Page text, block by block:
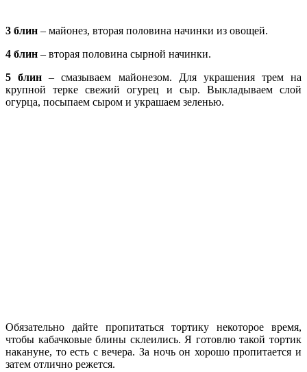
3 блин – майонез, вторая половина начинки из овощей.
4 блин – вторая половина сырной начинки.
5 блин – смазываем майонезом. Для украшения трем на
крупной терке свежий огурец и сыр. Выкладываем слой
огурца, посыпаем сыром и украшаем зеленью.
Обязательно дайте пропитаться тортику некоторое время,
чтобы кабачковые блины склеились. Я готовлю такой тортик
накануне, то есть с вечера. За ночь он хорошо пропитается и
затем отлично режется.